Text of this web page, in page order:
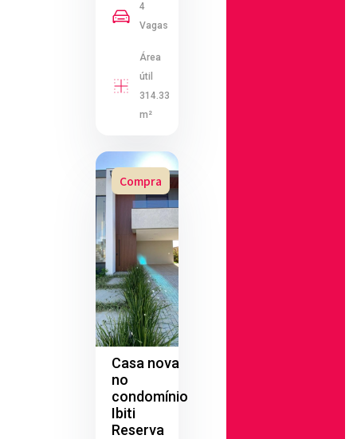
4
Vagas
Área
útil
314.33
m²
Compra
Casa nova
no
condomínio
Ibiti
Reserva